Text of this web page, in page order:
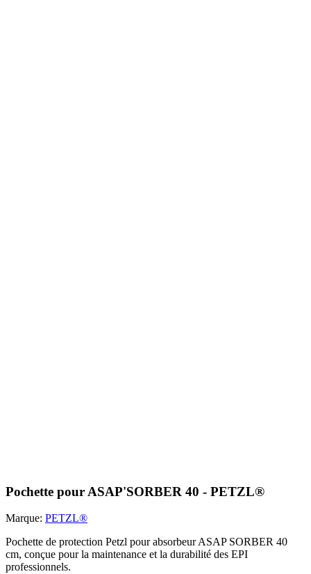
Pochette pour ASAP'SORBER 40 - PETZL®
Marque: PETZL®
Pochette de protection Petzl pour absorbeur ASAP SORBER 40
cm, conçue pour la maintenance et la durabilité des EPI
professionnels.